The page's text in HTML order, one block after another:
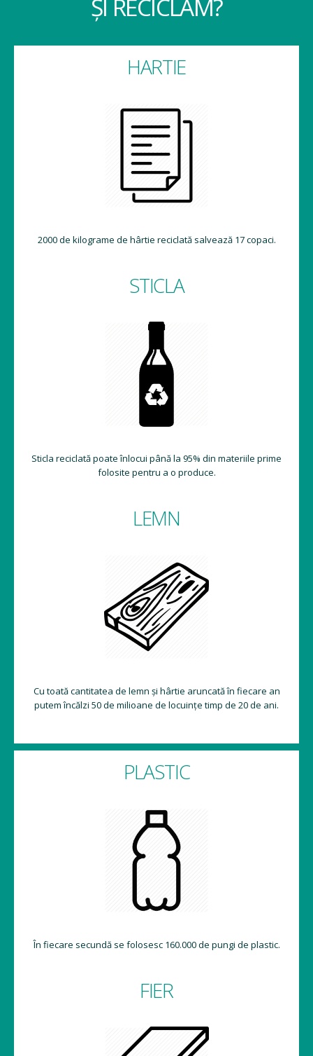
ȘI RECICLĂM?
HARTIE
2000 de kilograme de hârtie reciclată salvează 17 copaci.
STICLA
Sticla reciclată poate înlocui până la 95% din materiile prime
folosite pentru a o produce.
LEMN
Cu toată cantitatea de lemn și hârtie aruncată în fiecare an
putem încălzi 50 de milioane de locuințe timp de 20 de ani.
PLASTIC
În fiecare secundă se folosesc 160.000 de pungi de plastic.
FIER